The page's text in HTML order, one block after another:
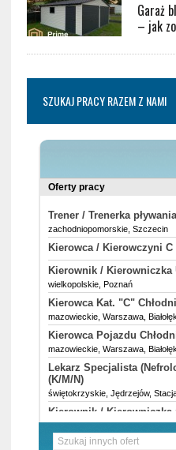
Garaż
– jak
SZUKAJ PRACY RAZEM Z NAMI